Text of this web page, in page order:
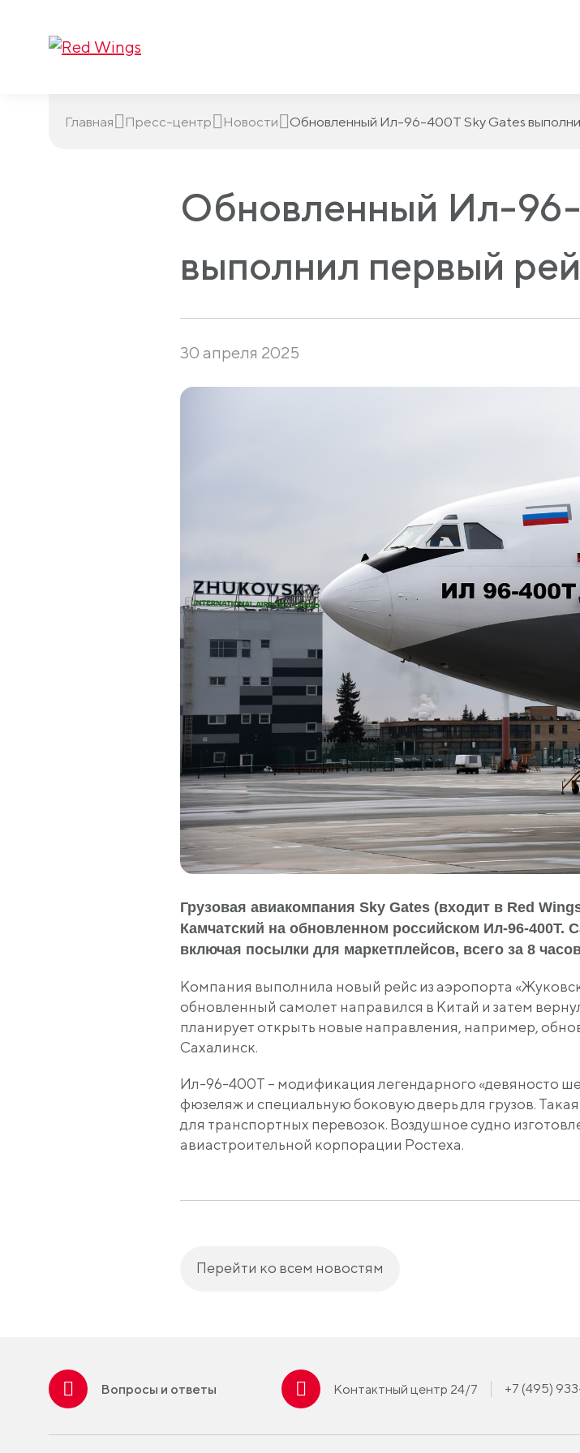
Главная Пресс-центр Новости Обновленный Ил-96-400Т Sky Gates
Обновленный Ил-
выполнил первый
30 апреля 2025
Грузовая авиакомпания Sky Gates (входит в Red
Камчатский на обновленном российском Ил-96-400Т.
включая посылки для маркетплейсов, всего за 8
Компания выполнила новый рейс из аэропорта
обновленный самолет направился в Китай и затем
планирует открыть новые направления, например,
Сахалинск.
Ил-96-400Т – модификация легендарного «девяносто
фюзеляж и специальную боковую дверь для грузов.
для транспортных перевозок. Воздушное судно
авиастроительной корпорации Ростеха.
Перейти ко всем новостям
Вопросы и ответы Контактный центр 24/7 +7 (495)